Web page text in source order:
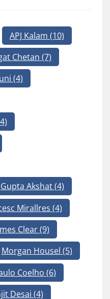
APJ Kalam (10)
Chetan (7)
(4)
Gupta Akshat(4)
Mirallres (4)
Clear(9)
Morgan Housel (5)
Coelho (6)
Desai (4)